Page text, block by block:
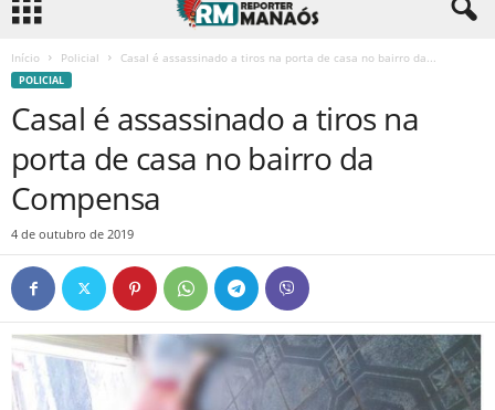
Início Policial Casal é assassinado a tiros na porta de casa no bairro da...
POLICIAL
Casal é assassinado a tiros na
porta de casa no bairro da
Compensa
4 de outubro de 2019